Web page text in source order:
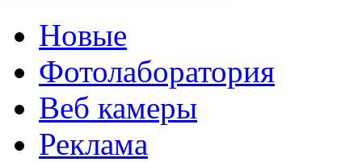
Новые
Фотолаборатория
Веб камеры
Реклама